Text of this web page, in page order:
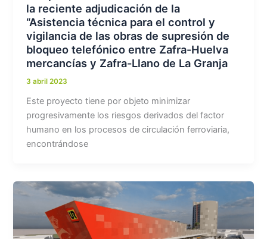
la reciente adjudicación de la
“Asistencia técnica para el control y
vigilancia de las obras de supresión de
bloqueo telefónico entre Zafra-Huelva
mercancías y Zafra-Llano de La Granja
3 abril 2023
Este proyecto tiene por objeto minimizar
progresivamente los riesgos derivados del factor
humano en los procesos de circulación ferroviaria,
encontrándose